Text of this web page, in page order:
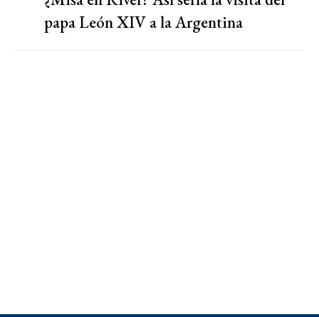
papa León XIV a la Argentina